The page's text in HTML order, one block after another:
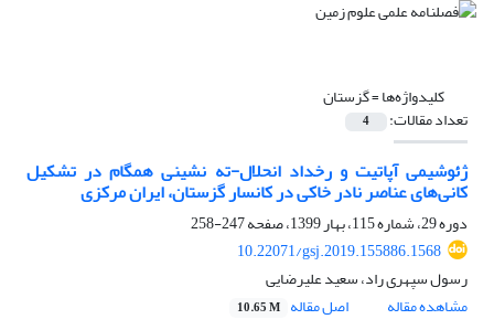
کلیدواژه‌ها =گزستان
تعداد مقالات: 4
ژئوشیمی آپاتیت و رخداد انحلال-ته نشینی همگام در تشکیل
کانی‌های عناصر نادر خاکی در کانسار گزستان، ایران مرکزی
دوره 29، شماره 115، بهار 1399، صفحه
247-258
10.22071/gsj.2019.155886.1568
رسول سپهری راد، سعید علیرضایی
مشاهده مقاله
اصل مقاله 10.65 M